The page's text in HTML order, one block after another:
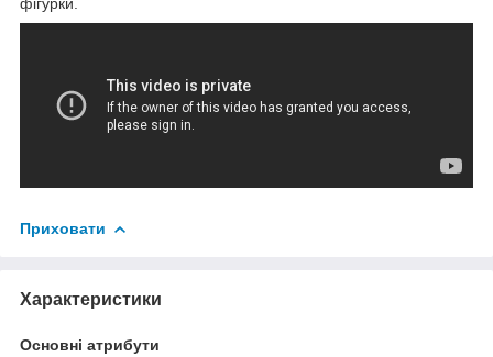
Приховати
Характеристики
Основні атрибути